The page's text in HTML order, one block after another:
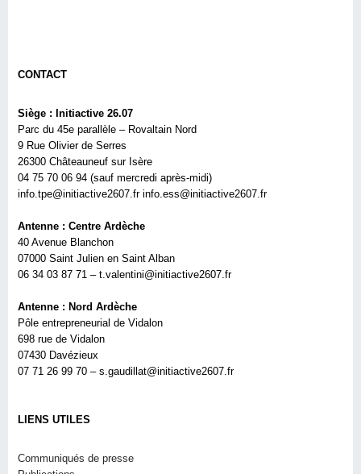
CONTACT
Siège : Initiactive 26.07
Parc du 45e parallèle – Rovaltain Nord
9 Rue Olivier de Serres
26300 Châteauneuf sur Isère
04 75 70 06 94 (sauf mercredi après-midi)
info.tpe@initiactive2607.fr info.ess@initiactive2607.fr
Antenne : Centre Ardèche
40 Avenue Blanchon
07000 Saint Julien en Saint Alban
06 34 03 87 71 – t.valentini@initiactive2607.fr
Antenne : Nord Ardèche
Pôle entrepreneurial de Vidalon
698 rue de Vidalon
07430 Davézieux
07 71 26 99 70 – s.gaudillat@initiactive2607.fr
LIENS UTILES
Communiqués de presse